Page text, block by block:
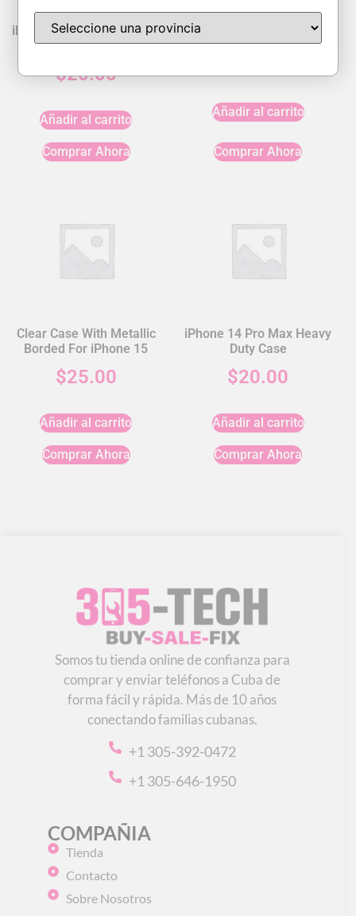
iPhone 12/12 Pro Silicone
Case
$20.00
Añadir al carrito
Comprar Ahora
iPhone 13 Clear Case
Añadir al carrito
Comprar Ahora
Clear Case With Metallic
Borded For iPhone 15
$25.00
Añadir al carrito
Comprar Ahora
iPhone 14 Pro Max Heavy
Duty Case
$20.00
Añadir al carrito
Comprar Ahora
Somos tu tienda online de confianza para
comprar y enviar teléfonos a Cuba de
forma fácil y rápida. Más de 10 años
conectando familias cubanas.
+1 305-392-0472
+1 305-646-1950
COMPAÑIA
Tienda
Contacto
Sobre Nosotros